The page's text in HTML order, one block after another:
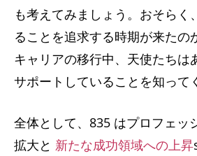
も考えてみましょう。おそらく
ることを追求する時期が来たの
キャリアの移行中、天使たちは
サポートしていることを知って
全体として、835 はプロフェッ
拡大と 新たな成功領域への上昇